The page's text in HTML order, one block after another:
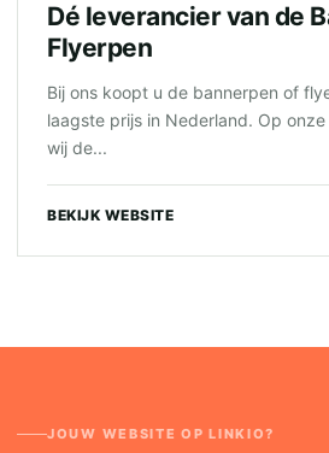
Dé leverancier van de
Flyerpen
Bij ons koopt u de bannerpen of
laagste prijs in Nederland. Op
wij de...
BEKIJK WEBSITE
JOUW WEBSITE OP LINKIO?